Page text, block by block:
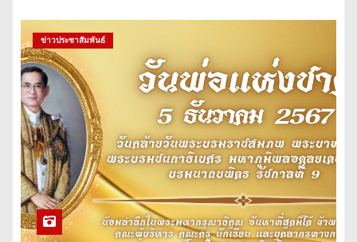
ข่าวประชาสัมพันธ์